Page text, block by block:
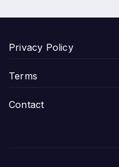
Privacy Policy
Terms
Contact